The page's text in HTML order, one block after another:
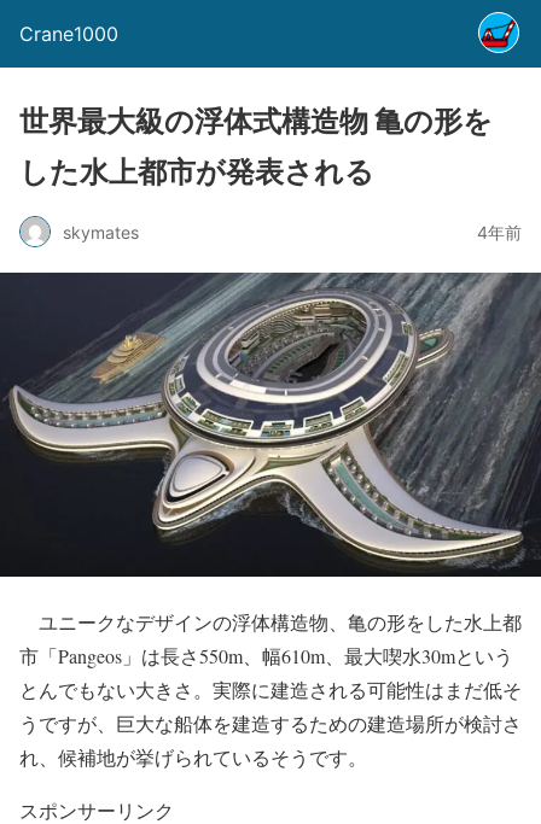
Crane1000
世界最大級の浮体式構造物 亀の形を
した水上都市が発表される
skymates 4年前
ユニークなデザインの浮体構造物、亀の形をした水上都
市「Pangeos」は長さ550m、幅610m、最大喫水30mという
とんでもない大きさ。実際に建造される可能性はまだ低そ
うですが、巨大な船体を建造するための建造場所が検討さ
れ、候補地が挙げられているそうです。
スポンサーリンク